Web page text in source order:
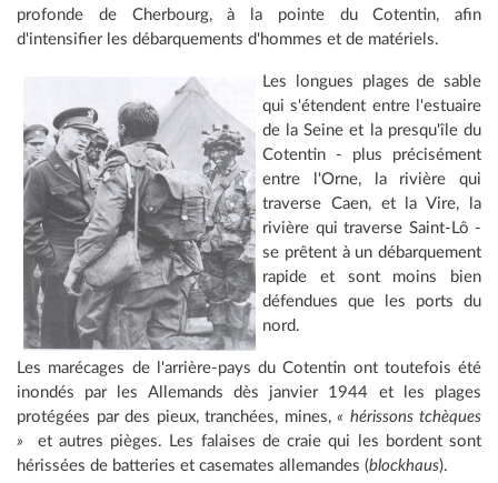
profonde de Cherbourg, à la pointe du Cotentin, afin
d'intensifier les débarquements d'hommes et de matériels.
Les
longues plages de sable
qui s'étendent entre l'estuaire
de la Seine et la presqu'île du
Cotentin - plus précisément
entre l'Orne, la rivière qui
traverse Caen, et la Vire, la
rivière qui traverse Saint-Lô -
se prêtent à un débarquement
rapide et sont moins bien
défendues que les ports du
nord.
Les marécages de l'arrière-pays du Cotentin ont toutefois été
inondés par les Allemands dès janvier 1944 et les plages
protégées par des pieux, tranchées, mines, « hérissons tchèques
» et autres pièges. Les falaises de craie qui les bordent sont
hérissées de batteries et casemates allemandes (blockhaus).